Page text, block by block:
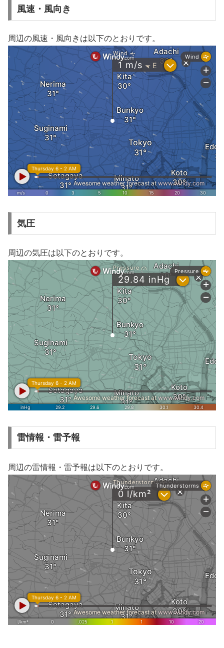
風速・風向き
周辺の風速・風向きは以下のとおりです。
気圧
周辺の気圧は以下のとおりです。
雷情報・雷予報
周辺の雷情報・雷予報は以下のとおりです。